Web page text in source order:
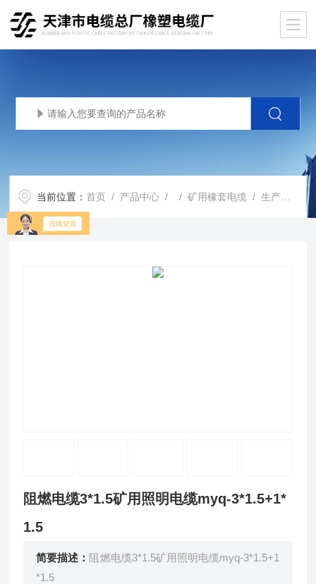
当前位置：首页 / 产品中心 / /矿用橡套电缆 / 生产基地阻燃电缆3*1.5矿用照明电缆myq-3*1.5+1*1.5
阻燃电缆3*1.5矿用照明电缆myq-3*1.5+1*
1.5
简要描述： 阻燃电缆3*1.5矿用照明电缆myq-3*1.5+1
*1.5